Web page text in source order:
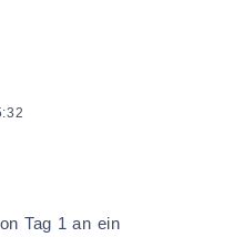
Tag 1 an ein